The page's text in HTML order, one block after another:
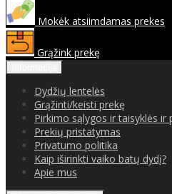
Mokėk atsiimdamas prekes
Grąžink prekę
Dydžių lentelės
Grąžinti/keisti prekę
Pirkimo sąlygos ir taisyklės ir
Prekių pristatymas
Privatumo politika
Kaip iširinkti vaiko batų dydį?
Apie mus